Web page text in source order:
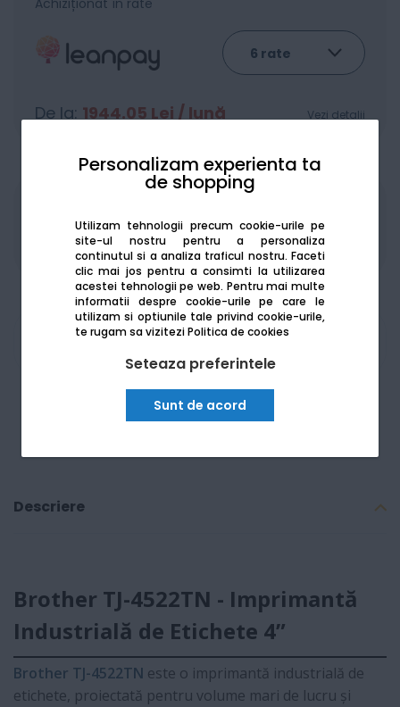
Personalizam experienta ta
de shopping
Utilizam tehnologii precum cookie-urile pe
site-ul nostru pentru a personaliza
continutul si a analiza traficul nostru. Faceti
clic mai jos pentru a consimti la utilizarea
acestei tehnologii pe web. Pentru mai multe
informatii despre cookie-urile pe care le
utilizam si optiunile tale privind cookie-urile,
te rugam sa viziteziPolitica de cookies
Seteaza preferintele
Sunt de acord
Achiziționat în rate
De la: 1944.05 Lei / lună Vezi detalii
achizitii publice SEAP/SICAP
Am nevoie de ajutor
Descriere
Brother TJ-4522TN - Imprimantă
Industrială de Etichete 4”
Brother TJ-4522TN este o imprimantă industrială de
etichete, proiectată pentru volume mari de lucru și